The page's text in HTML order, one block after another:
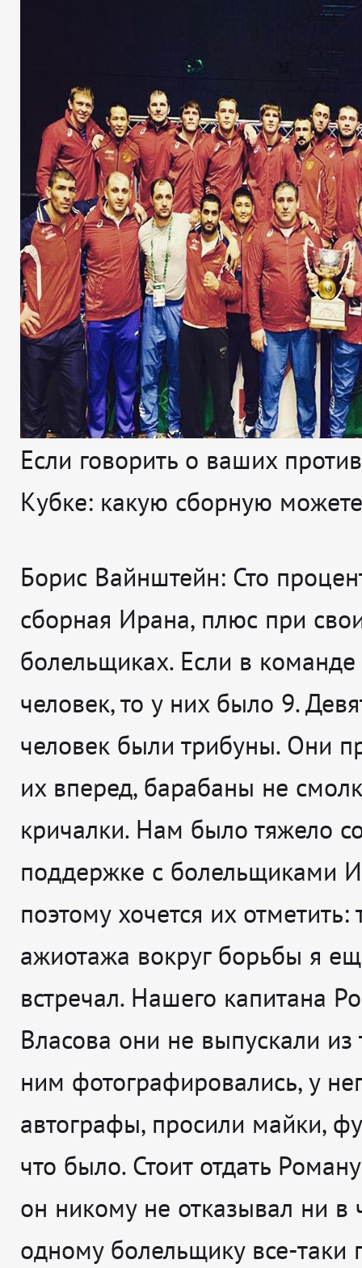
Если говорить о ваших
Кубке: какую сборную
Борис Вайнштейн: Сто
сборная Ирана, плюс при
болельщиках. Если в
человек, то у них было 9.
человек были трибуны. Они
их вперед, барабаны не
кричалки. Нам было тяжело
поддержке с болельщиками
поэтому хочется их отметить:
ажиотажа вокруг борьбы я
встречал. Нашего капитана
Власова они не выпускали
ним фотографировались, у
автографы, просили майки,
что было. Стоит отдать
он никому не отказывал ни
одному болельщику все-таки